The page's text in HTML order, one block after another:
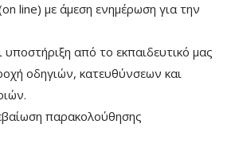
line) με άμεση ενημέρωση για την
από το εκπαιδευτικό μας
οδηγιών, κατευθύνσεων και
παρακολούθησης